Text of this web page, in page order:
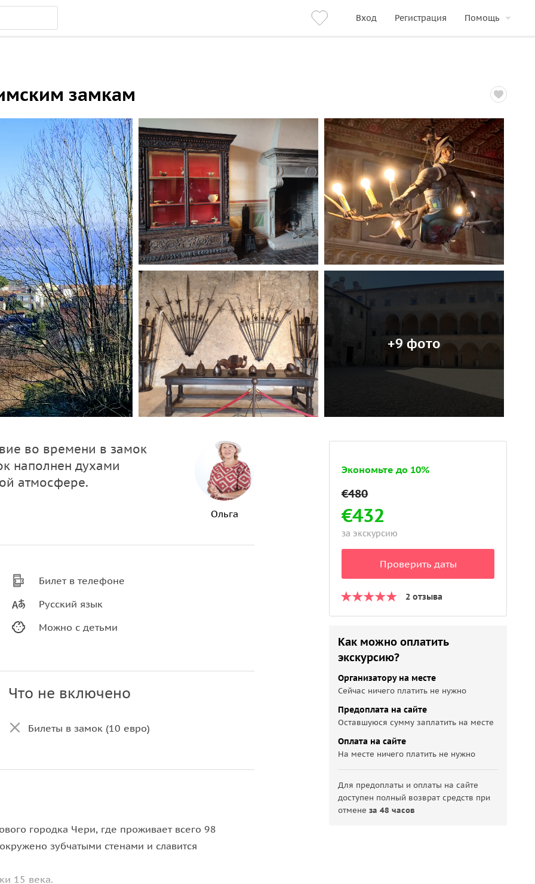
Вход Регистрация Помощь
замкам
+9 фото
во времени в замок
наполнен духами
атмосфере.
Ольга
Билет в телефоне
Русский язык
Можно с детьми
Что не включено
Билеты в замок (10 евро)
городка Чери, где проживает всего 98
зубчатыми стенами и славится
15 века.
Экономьте до 10%
€432
за экскурсию
Проверить даты
2 отзыва
Как можно оплатить
экскурсию?
Организатору на месте
Сейчас ничего платить не нужно
Предоплата на сайте
Оставшуюся сумму заплатить на месте
Оплата на сайте
На месте ничего платить не нужно
Для предоплаты и оплаты на сайте
доступен полный возврат средств при
отменеза 48 часов